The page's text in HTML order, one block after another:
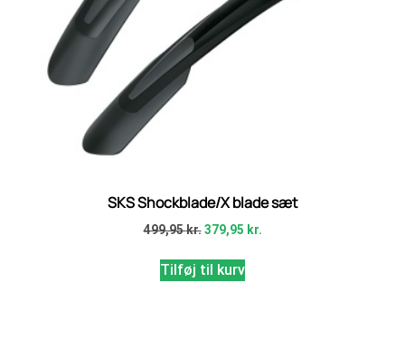
SKS Shockblade/X blade sæt
499,95kr. 379,95 kr.
Tilføj til kurv